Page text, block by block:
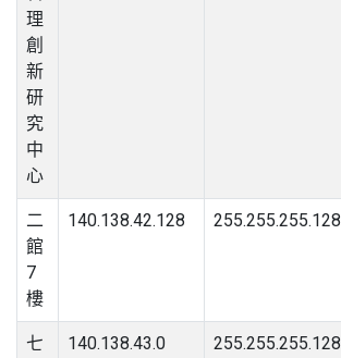
理
創
新
研
究
中
心
二
館
7
樓
140.138.42.128 255.255.255.128
七
140.138.43.0 255.255.255.128